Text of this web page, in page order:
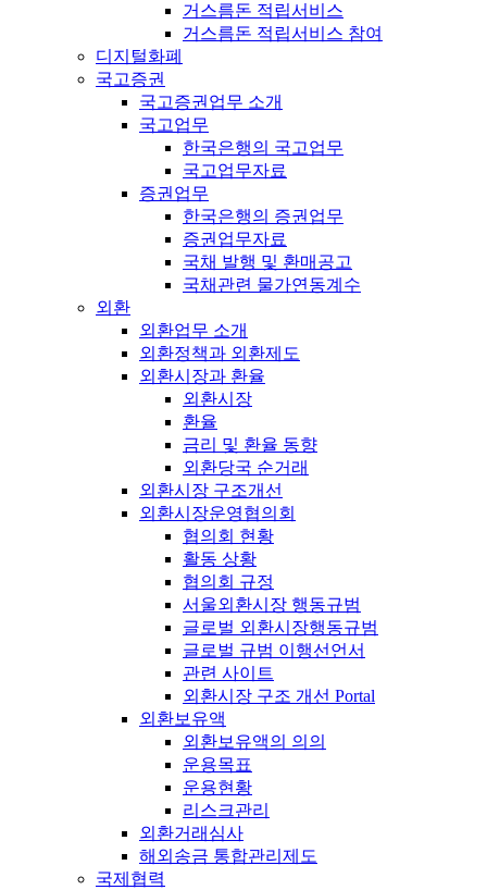
거스름돈 적립서비스
거스름돈 적립서비스 참여
디지털화폐
국고증권
국고증권업무 소개
국고업무
한국은행의 국고업무
국고업무자료
증권업무
한국은행의 증권업무
증권업무자료
국채 발행 및 환매공고
국채관련 물가연동계수
외환
외환업무 소개
외환정책과 외환제도
외환시장과 환율
외환시장
환율
금리 및 환율 동향
외환당국 순거래
외환시장 구조개선
외환시장운영협의회
협의회 현황
활동 상황
협의회 규정
서울외환시장 행동규범
글로벌 외환시장행동규범
글로벌 규범 이행선언서
관련 사이트
외환시장 구조 개선 Portal
외환보유액
외환보유액의 의의
운용목표
운용현황
리스크관리
외환거래심사
해외송금 통합관리제도
국제협력